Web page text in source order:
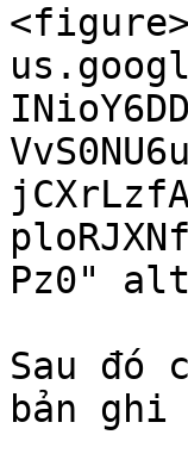
Pz0"
Sau đó
bản ghi